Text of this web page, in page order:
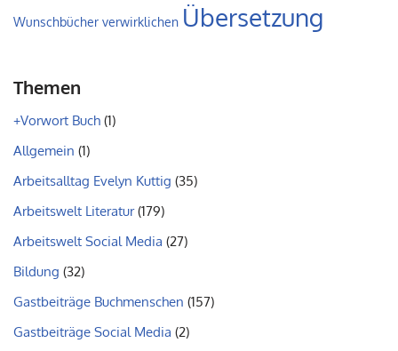
Wunschbücher verwirklichen Übersetzung
Themen
+Vorwort Buch (1)
Allgemein (1)
Arbeitsalltag Evelyn Kuttig (35)
Arbeitswelt Literatur(179)
Arbeitswelt Social Media (27)
Bildung (32)
Gastbeiträge Buchmenschen (157)
Gastbeiträge Social Media (2)